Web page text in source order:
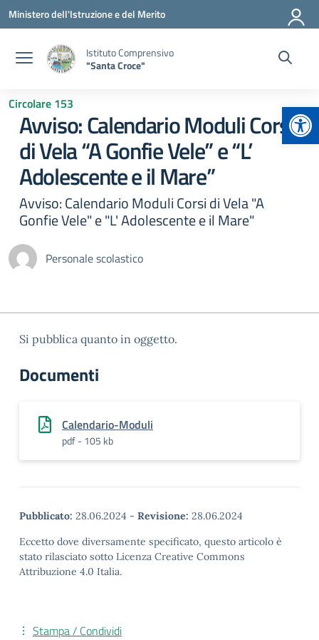
Vai ai contenuti
Vai al menu di navigazione
Vai al footer
Ministero dell'Istruzione e del Merito
Istituto Comprensivo
"Santa Croce"
Circolare 153
Avviso: Calendario Moduli Corsi
di Vela “A Gonfie Vele” e “L’
Adolescente e il Mare”
Avviso: Calendario Moduli Corsi di Vela "A
Gonfie Vele" e "L' Adolescente e il Mare"
Personale scolastico
Si pubblica quanto in oggetto.
Documenti
Calendario-Moduli
pdf - 105 kb
Pubblicato: 28.06.2024 - Revisione: 28.06.2024
Eccetto dove diversamente specificato, questo articolo è
stato rilasciato sotto Licenza Creative Commons
Attribuzione 4.0 Italia.
Stampa / Condividi